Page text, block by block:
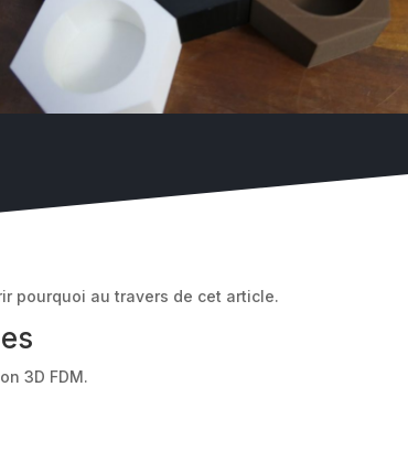
pourquoi au travers de cet article.
3D FDM.